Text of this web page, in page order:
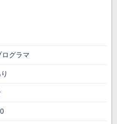
グラマ